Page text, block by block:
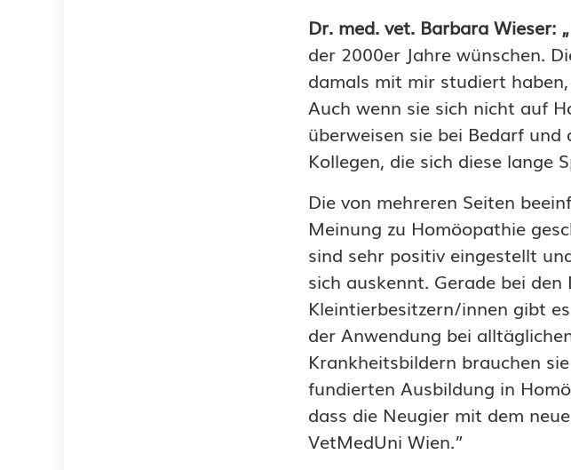
Dr. med. vet. Barbara Wieser: „
der 2000er Jahre wünschen.
damals mit mir studiert
Auch wenn sie sich nicht auf
überweisen sie bei Bedarf
Kollegen, die sich diese lange
Die von mehreren Seiten
Meinung zu Homöopathie
sind sehr positiv eingestellt
sich auskennt. Gerade bei
Kleintierbesitzern/innen gibt
der Anwendung bei
Krankheitsbildern brauchen
fundierten Ausbildung in
dass die Neugier mit dem
VetMedUni Wien.”